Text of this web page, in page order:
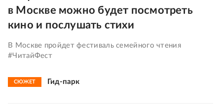
в Москве можно будет посмотреть
кино и послушать стихи
В Москве пройдет фестиваль семейного чтения
#ЧитайФест
СЮЖЕТ Гид-парк